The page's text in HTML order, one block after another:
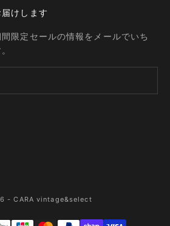
けします
限定セールの情報をメールでいち
- CARA vintage&select